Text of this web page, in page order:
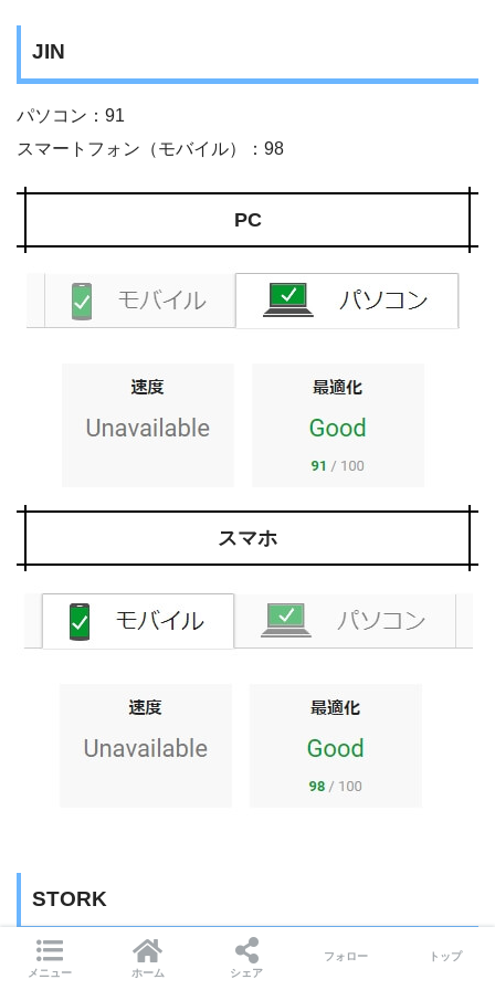
JIN
パソコン：91
スマートフォン（モバイル）：98
PC
スマホ
STORK
パソコン：89
メニュー ホーム シェア
フォロー トップ